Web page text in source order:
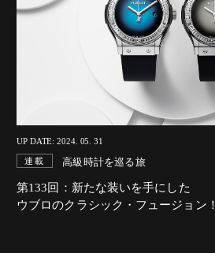
UP DATE: 2024. 05. 31
連載 高級時計を巡る旅
第133回：新たな装いを手にした
ウブロのクラシック・フュージョン！